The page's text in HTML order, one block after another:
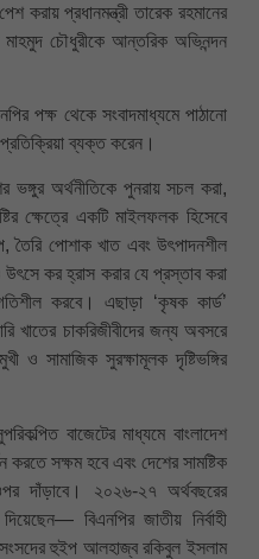
করায় প্রধানমন্ত্রী তারেক রহমানের
চৌধুরীকে আন্তরিক অভিনন্দন
পক্ষ থেকে সংবাদমাধ্যমে পাঠানো
ব্যক্ত করেন।
ভঙ্গুর অর্থনীতিকে পুনরায় সচল করা,
ক্ষেত্রে একটি মাইলফলক হিসেবে
তৈরি পোশাক খাত এবং উৎপাদনশীল
কর হ্রাস করার যে প্রস্তাব করা
করবে। এছাড়া ‘কৃষক কার্ড’
খাতের চাকরিজীবীদের জন্য অবসরে
ও সামাজিক সুরক্ষামূলক দৃষ্টিভঙ্গির
বাজেটের মাধ্যমে বাংলাদেশ
করতে সক্ষম হবে এবং দেশের সামষ্টিক
দাঁড়াবে। ২০২৬-২৭ অর্থবছরের
বিএনপির জাতীয় নির্বাহী
হুইপ আলহাজ্ব রকিবুল ইসলাম